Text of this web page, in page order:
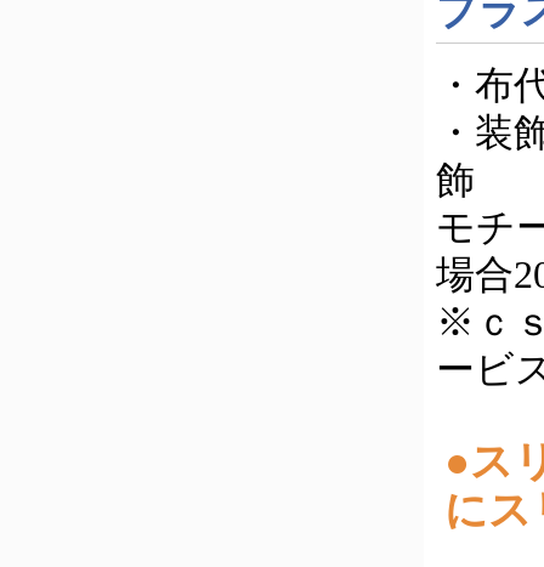
プラ
・布
・装
飾
モチ
場合
※ｃ
ービ
●ス
に